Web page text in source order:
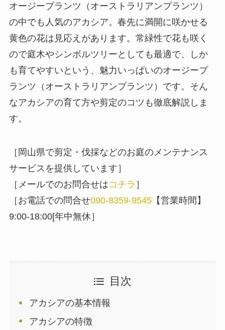
オージープランツ（オーストラリアンプランツ）
の中でも人気のアカシア。春先に満開に咲かせる
黄色の花は見応えがあります。常緑性で花も咲く
ので庭木やシンボルツリーとしても最適で、しか
も育てやすいという、魅力いっぱいのオージープ
ランツ（オーストラリアンプランツ）です。そん
なアカシアの育て方や剪定のコツも徹底解説しま
す。
［岡山県で剪定・伐採などのお庭のメンテナンス
サービスを提供しています］
［メールでのお問合せはコチラ ］
［お電話での問合せ090-8359-9545【営業時間】
9:00-18:00[年中無休］
目次
アカシアの基本情報
アカシアの特徴